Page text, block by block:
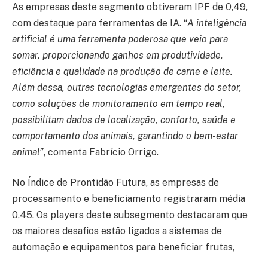
As empresas deste segmento obtiveram IPF de 0,49,
com destaque para ferramentas de IA. “A inteligência
artificial é uma ferramenta poderosa que veio para
somar, proporcionando ganhos em produtividade,
eficiência e qualidade na produção de carne e leite.
Além dessa, outras tecnologias emergentes do setor,
como soluções de monitoramento em tempo real,
possibilitam dados de localização, conforto, saúde e
comportamento dos animais, garantindo o bem-estar
animal”, comenta Fabrício Orrigo.
No Índice de Prontidão Futura, as empresas de
processamento e beneficiamento registraram média
0,45. Os players deste subsegmento destacaram que
os maiores desafios estão ligados a sistemas de
automação e equipamentos para beneficiar frutas,